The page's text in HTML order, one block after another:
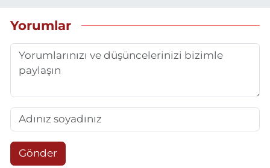
Yorumlar
Gönder